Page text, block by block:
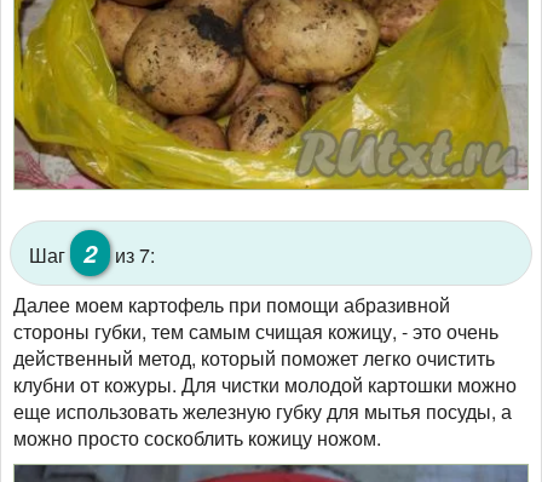
Шаг 2
из 7:
Далее моем картофель при помощи абразивной
стороны губки, тем самым счищая кожицу, - это очень
действенный метод, который поможет легко очистить
клубни от кожуры. Для чистки молодой картошки можно
еще использовать железную губку для мытья посуды, а
можно просто соскоблить кожицу ножом.